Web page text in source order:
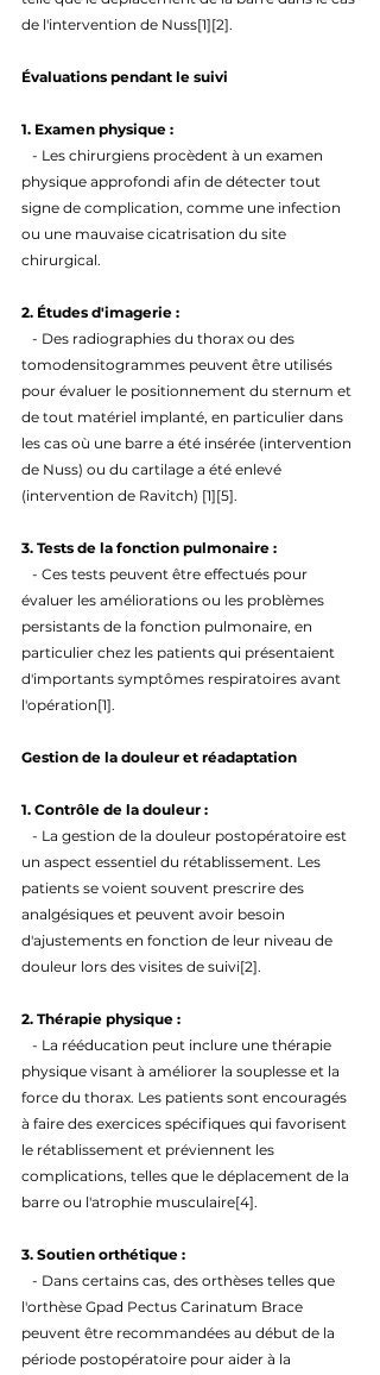
de l'intervention de Nuss[1][2].
Évaluations pendant le suivi
1. Examen physique :
physique approfondi afin de détecter tout
signe de complication, comme une infection
ou une mauvaise cicatrisation du site
chirurgical.
2. Études d'imagerie :
tomodensitogrammes peuvent être utilisés
pour évaluer le positionnement du sternum et
de tout matériel implanté, en particulier dans
les cas où une barre a été insérée (intervention
de Nuss) ou du cartilage a été enlevé
(intervention de Ravitch) [1][5].
3. Tests de la fonction pulmonaire :
évaluer les améliorations ou les problèmes
persistants de la fonction pulmonaire, en
particulier chez les patients qui présentaient
d'importants symptômes respiratoires avant
l'opération[1].
Gestion de la douleur et réadaptation
1. Contrôle de la douleur :
un aspect essentiel du rétablissement. Les
patients se voient souvent prescrire des
analgésiques et peuvent avoir besoin
d'ajustements en fonction de leur niveau de
douleur lors des visites de suivi[2].
2. Thérapie physique :
physique visant à améliorer la souplesse et la
force du thorax. Les patients sont encouragés
à faire des exercices spécifiques qui favorisent
le rétablissement et préviennent les
complications, telles que le déplacement de la
barre ou l'atrophie musculaire[4].
3. Soutien orthétique :
l'orthèse Gpad Pectus Carinatum Brace
peuvent être recommandées au début de la
période postopératoire pour aider à la